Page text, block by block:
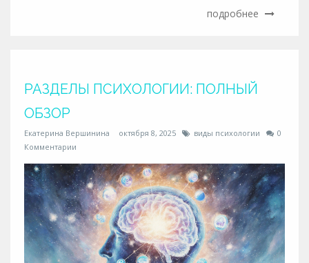
подробнее
РАЗДЕЛЫ ПСИХОЛОГИИ: ПОЛНЫЙ
ОБЗОР
Екатерина Вершинина октября 8, 2025 виды психологии
0
Комментарии